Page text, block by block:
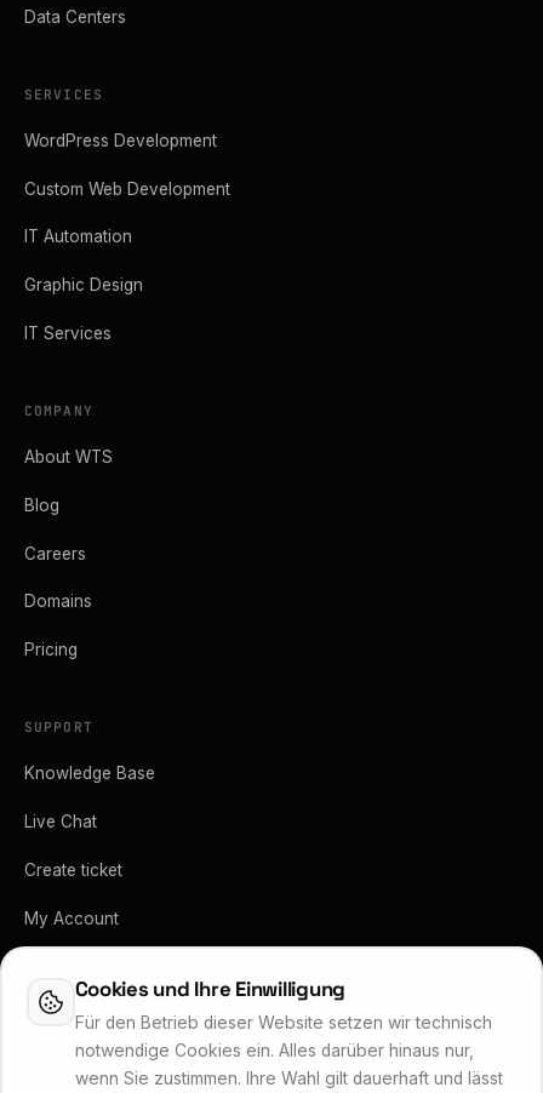
Data Centers
SERVICES
WordPress Development
Custom Web Development
IT Automation
Graphic Design
IT Services
COMPANY
About WTS
Blog
Careers
Domains
Pricing
SUPPORT
Knowledge Base
Live Chat
Create ticket
My Account
Vertrag kündigen
Cookies und Ihre Einwilligung
Für den Betrieb dieser Website setzen wir technisch
notwendige Cookies ein. Alles darüber hinaus nur,
wenn Sie zustimmen. Ihre Wahl gilt dauerhaft und lässt